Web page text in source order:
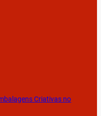
Criativas no